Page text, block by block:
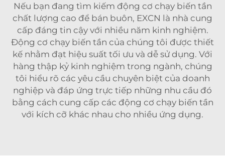
Nếu bạn đang tìm kiếm động cơ chạy biến tần
chất lượng cao để bán buôn, EXCN là nhà cung
cấp đáng tin cậy với nhiều năm kinh nghiệm.
Động cơ chạy biến tần của chúng tôi được thiết
kế nhằm đạt hiệu suất tối ưu và dễ sử dụng. Với
hàng thập kỷ kinh nghiệm trong ngành, chúng
tôi hiểu rõ các yêu cầu chuyên biệt của doanh
nghiệp và đáp ứng trực tiếp những nhu cầu đó
bằng cách cung cấp các động cơ chạy biến tần
với kích cỡ khác nhau cho nhiều ứng dụng.